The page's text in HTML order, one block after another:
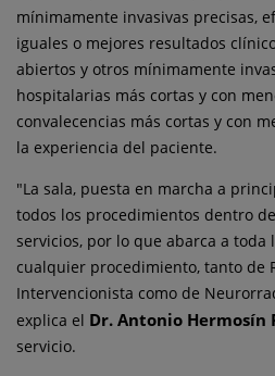
mínimamente invasivas precisas,
iguales o mejores resultados
abiertos y otros mínimamente
hospitalarias más cortas y con
convalecencias más cortas y con
la experiencia del paciente.
"La sala, puesta en marcha a
todos los procedimientos dentro
servicios, por lo que abarca a
cualquier procedimiento, tanto de
Intervencionista como de
explica el Dr. Antonio Hermosín
servicio.